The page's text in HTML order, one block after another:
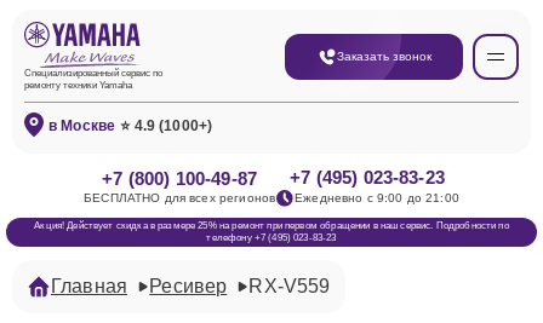
Специализированный сервис по
ремонту техники Yamaha
Заказать звонок
в Москве ⭐ 4.9 (1000+)
+7 (800) 100-49-87
БЕСПЛАТНО для всех регионов
+7 (495) 023-83-23
Ежедневно с 9:00 до 21:00
Акция! Действует скидка в размере 25% на ремонт при первом обращении в наш сервис. Подробности по
телефону +7 (495) 023-83-23
Главная Ресивер RX-V559